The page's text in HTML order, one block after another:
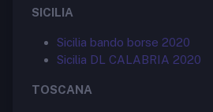
SICILIA
Sicilia bando borse 2020
Sicilia DL CALABRIA 2020
TOSCANA